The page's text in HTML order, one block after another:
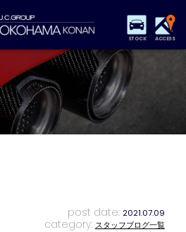
STOCK ACCESS
保証&サービス パーツリスト
店舗情報 アクセスマップ
特別作業 注文販売
post date: 2021.07.09
category: スタッフブログ一覧